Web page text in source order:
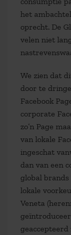
het
oprecht. De
velen niet
We zien dat
door te
Facebook
corporate
zo’n Page
van lokale
ingeschat
dan van een
global
lokale
Veneta
geaccepteerd